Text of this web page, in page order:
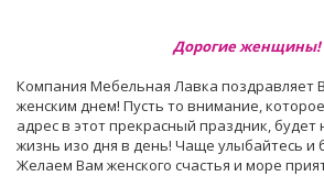
Дорогие женщины!
Компания Мебельная Лавка поздравляет
женским днем! Пусть то внимание,
адрес в этот прекрасный праздник,
жизнь изо дня в день! Чаще улыбайтесь и
Желаем Вам женского счастья и море